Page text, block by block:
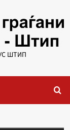
ШТИП